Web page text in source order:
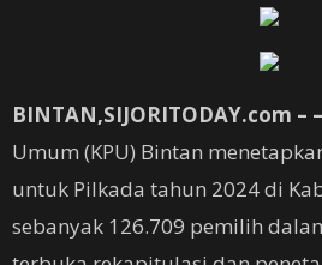
BINTAN,SIJORITODAY.com – –
Umum (KPU) Bintan
untuk Pilkada tahun 2024 di
sebanyak 126.709 pemilih